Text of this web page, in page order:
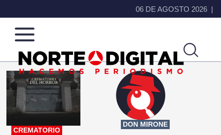
06 DE AGOSTO 2026
Norte
de
Ciudad
Más
que
noticias,
hacemos periodismo
CREMATORIO
DON MIRONE